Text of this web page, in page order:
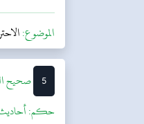
الموضوع:
5 ‌‌صحيح
حکم: